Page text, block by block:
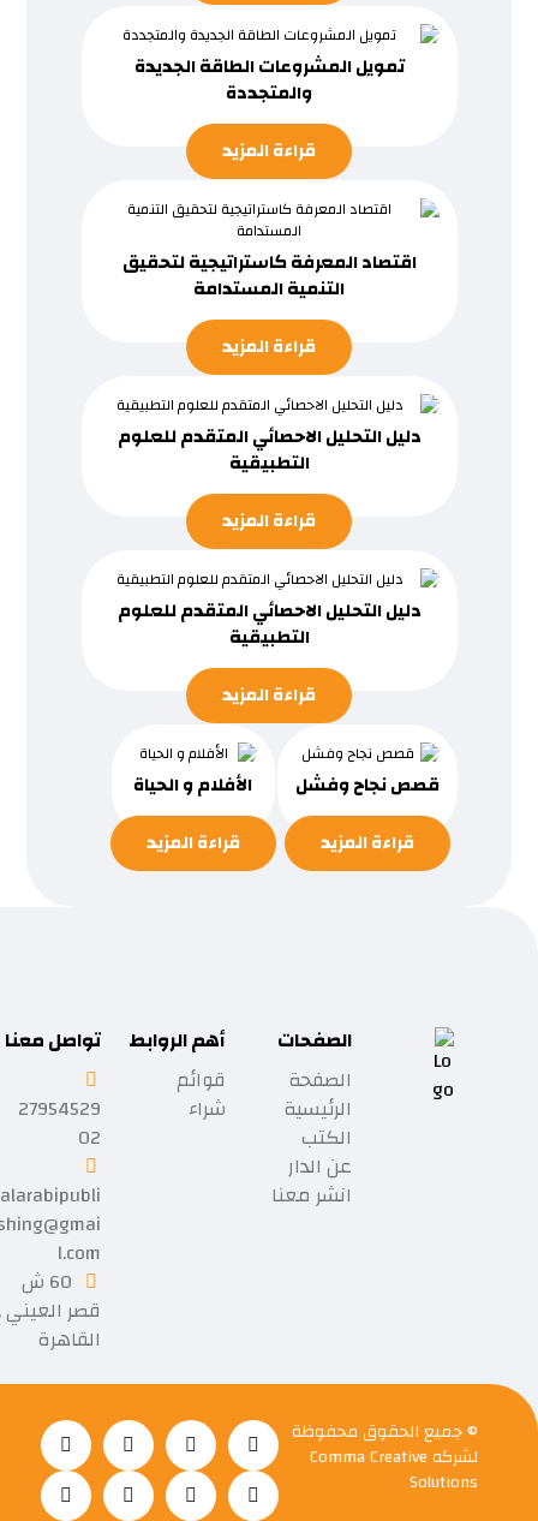
تمويل المشروعات الطاقة الجديدة
والمتجددة
قراءة المزيد
اقتصاد المعرفة كاستراتيجية لتحقيق
التنمية المستدامة
قراءة المزيد
دليل التحليل الاحصائي المتقدم للعلوم
التطبيقية
قراءة المزيد
دليل التحليل الاحصائي المتقدم للعلوم
التطبيقية
قراءة المزيد
قصص نجاح وفشل
قراءة المزيد
الأفلام و الحياة
قراءة المزيد
الصفحات
الصفحة
الرئيسية
الكتب
عن الدار
انشر معنا
أهم الروابط
قوائم
شراء
تواصل معنا
27954529
02
alarabipubli
l.com
60 ش
قصر العيني
القاهرة
© جميع الحقوق محفوظة
لشركهComma Creative
Solutions